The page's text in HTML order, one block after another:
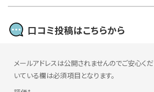
口コミ投稿はこちらから
メールアドレスは公開されませんのでご安心くだ
いている欄は必須項目となります。